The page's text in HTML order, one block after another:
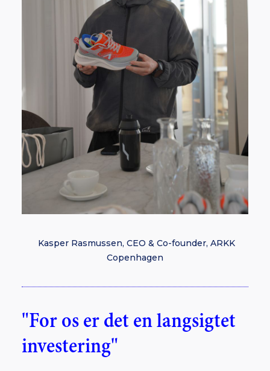
Kasper Rasmussen, CEO & Co-founder, ARKK
Copenhagen
"For os er det en langsigtet
investering"